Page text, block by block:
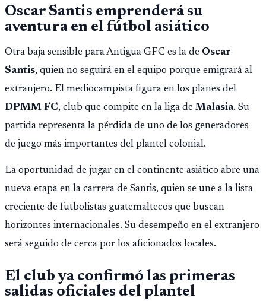
importar edad.
Oscar Santis emprenderá su
aventura en el fútbol asiático
Otra baja sensible para Antigua GFC es la de Oscar
Santis, quien no seguirá en el equipo porque emigrará al
extranjero. El mediocampista figura en los planes del
DPMM FC, club que compite en la liga de Malasia. Su
partida representa la pérdida de uno de los generadores
de juego más importantes del plantel colonial.
La oportunidad de jugar en el continente asiático abre una
nueva etapa en la carrera de Santis, quien se une a la lista
creciente de futbolistas guatemaltecos que buscan
horizontes internacionales. Su desempeño en el extranjero
será seguido de cerca por los aficionados locales.
El club ya confirmó las primeras
salidas oficiales del plantel